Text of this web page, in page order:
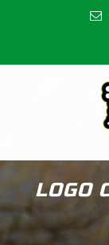
LOGO